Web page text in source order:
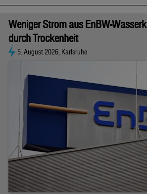
Weniger Strom aus EnBW-
durch Trockenheit
5. August 2026, Karlsruhe